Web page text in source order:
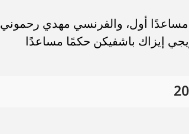
مساعدًا أول، والفرنسي مهدي رحموني
إيزاك باشفيكن حكمًا مساعدًا